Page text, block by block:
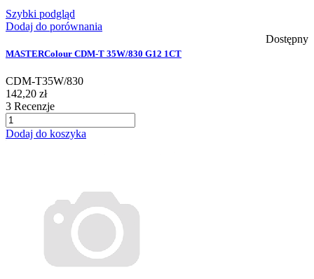
Szybki podgląd
Dodaj do porównania
Dostępny
MASTERColour CDM-T 35W/830 G12 1CT
CDM-T35W/830
142,20 zł
3 Recenzje
Dodaj do koszyka